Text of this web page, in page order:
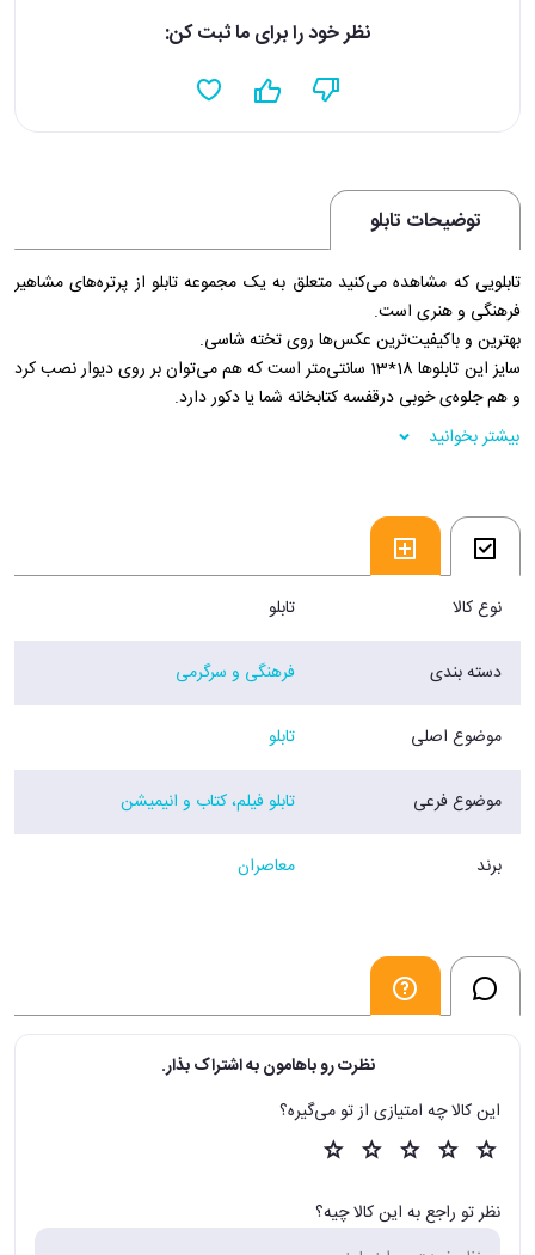
نظر خود را برای ما ثبت کن:
توضیحات تابلو
تابلویی که مشاهده می‌کنید متعلق به یک مجموعه تابلو از پرتره‌های مشاهیر
فرهنگی و هنری است.
بهترین و باکیفیت‌ترین عکس‌ها روی تخته شاسی.
سایز این تابلوها 18*13 سانتی‌متر است که هم می‌توان بر روی دیوار نصب کرد
و هم جلوه‌ی خوبی درقفسه کتابخانه شما یا دکور دارد.
بیشتر بخوانید
نوع کالا تابلو
دسته بندی فرهنگی و سرگرمی
موضوع اصلی تابلو
موضوع فرعی تابلو فیلم، کتاب و انیمیشن
برند معاصران
نظرت رو باهامون به اشتراک بذار.
این کالا چه امتیازی از تو می‌گیره؟
نظر تو راجع به این کالا چیه؟